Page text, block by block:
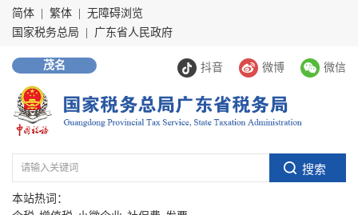
简体 繁体
无障碍浏览
国家税务总局
广东省人民政府
抖音 微博 微信
茂名
本站热词：